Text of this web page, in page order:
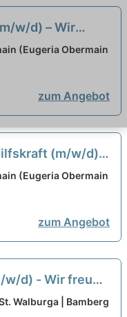
w/d) – Wir
unserem Team!
(Eugeria Obermain
zum Angebot
(m/w/d) -
neu
(Eugeria Obermain
zum Angebot
d) - Wir freuen
neu
Walburga | Bamberg